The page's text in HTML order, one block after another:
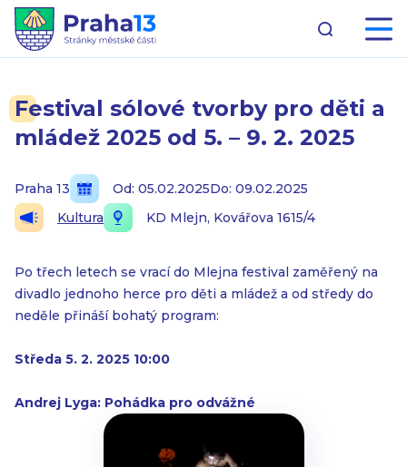
Festival sólové tvorby pro děti a
mládež 2025 od 5. – 9. 2. 2025
Praha 13 Od: 05.02.2025Do: 09.02.2025
Kultura
KD Mlejn, Kovářova 1615/4
Po třech letech se vrací do Mlejna festival zaměřený na
divadlo jednoho herce pro děti a mládež a od středy do
neděle přináší bohatý program:
Středa 5. 2. 2025 10:00
Andrej Lyga: Pohádka pro odvážné